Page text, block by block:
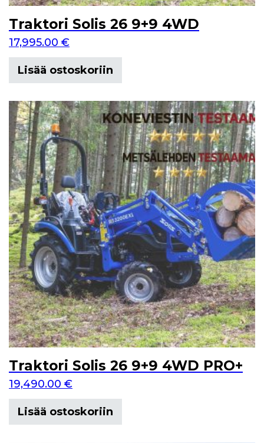
Traktori Solis 26 9+9 4WD
17,995.00 €
Lisää ostoskoriin
Traktori Solis 26 9+9 4WD PRO+
19,490.00 €
Lisää ostoskoriin